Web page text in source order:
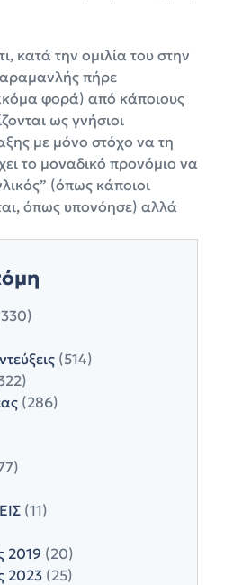
κατά την ομιλία του στην
πήρε
φορά) από κάποιους
ως γνήσιοι
με μόνο στόχο να τη
το μοναδικό προνόμιο να
(όπως κάποιοι
όπως υπονόησε) αλλά
(514)
(286)
(11)
2019 (20)
2023 (25)